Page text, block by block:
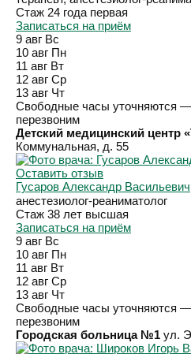
Стаж 24 года первая
Записаться на приём
9 авг Вс
10 авг Пн
11 авг Вт
12 авг Ср
13 авг Чт
Свободные часы уточняются —
перезвоним
Детский медицинский центр
Коммунальная, д. 55
Оставить отзыв
Гусаров Александр Васильевич
анестезиолог-реаниматолог
Стаж 38 лет высшая
Записаться на приём
9 авг Вс
10 авг Пн
11 авг Вт
12 авг Ср
13 авг Чт
Свободные часы уточняются —
перезвоним
Городская больница №1 ул.